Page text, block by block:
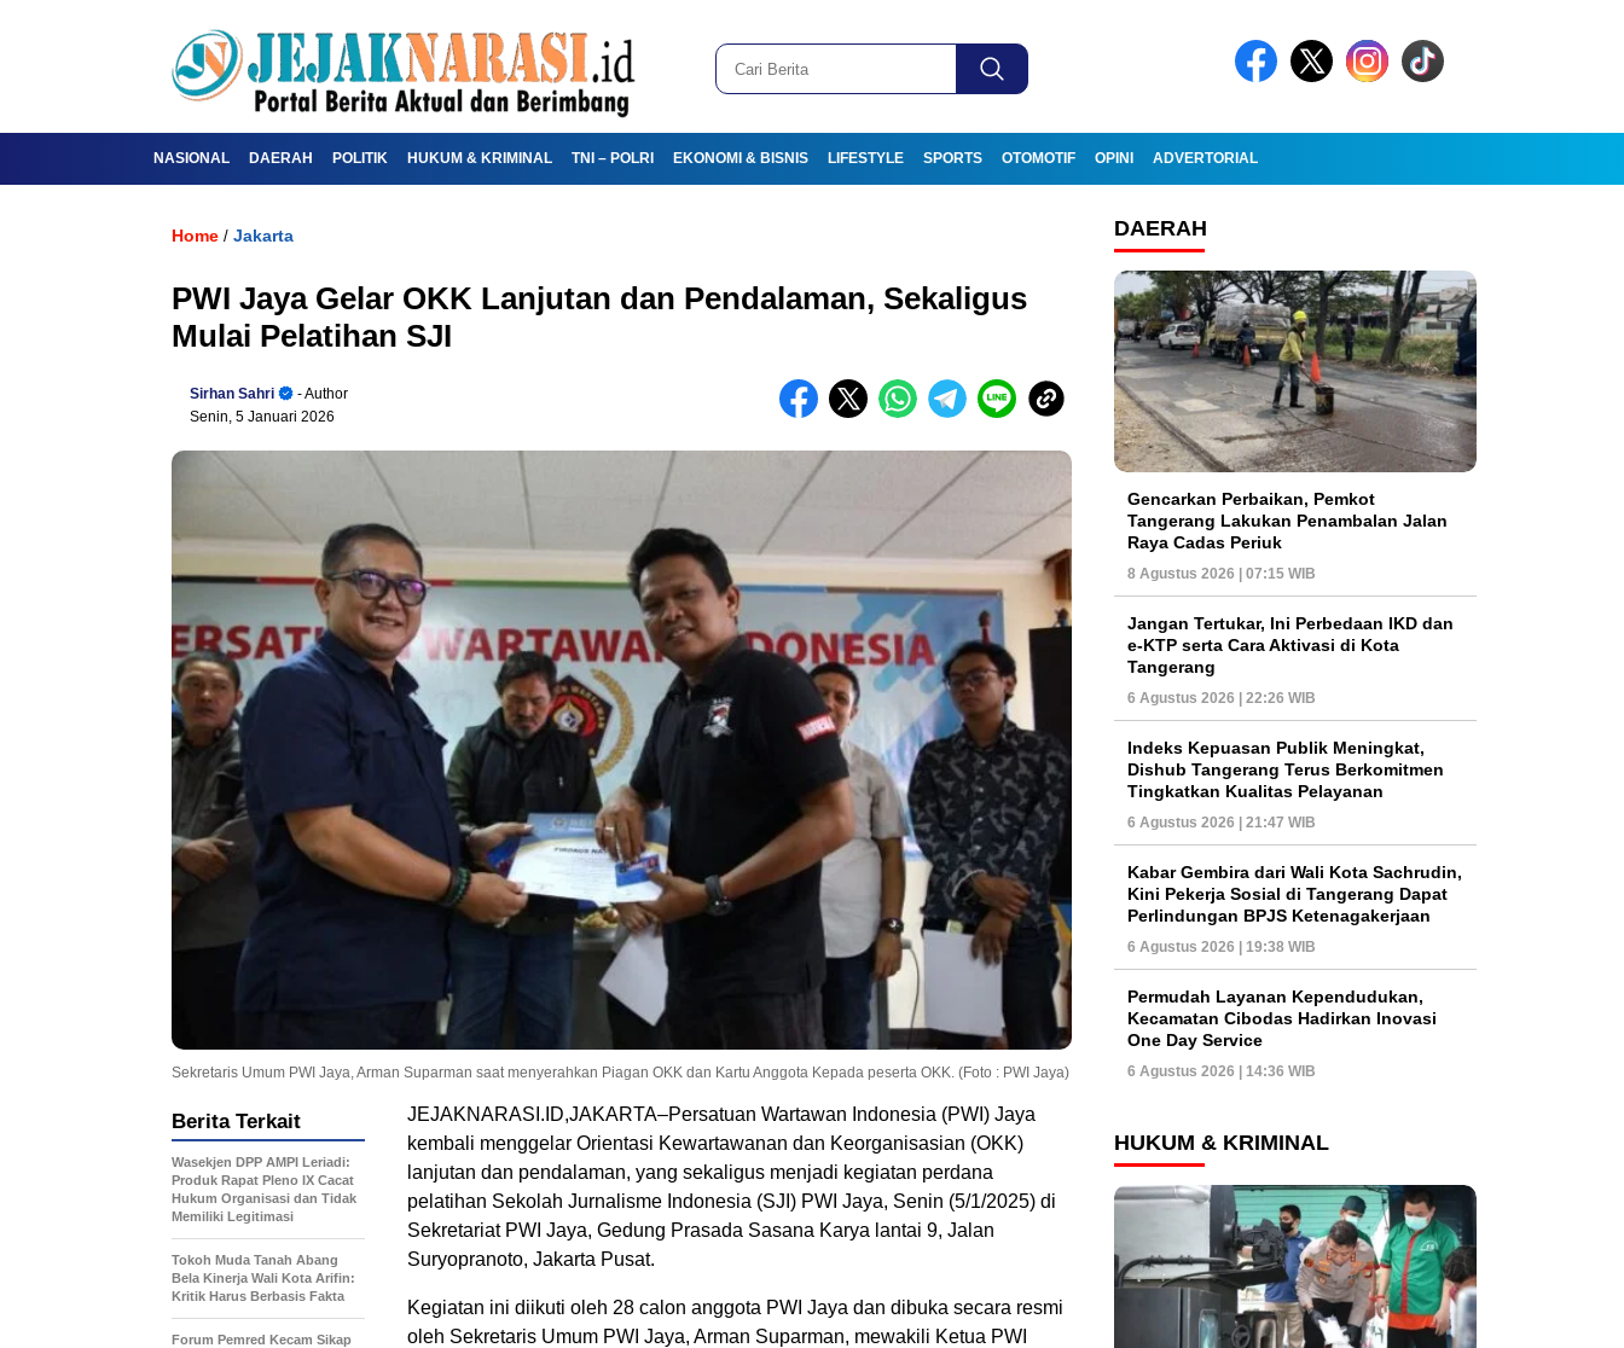
NASIONAL DAERAH POLITIK HUKUM & KRIMINAL TNI – POLRI EKONOMI & BISNIS LIFESTYLE SPORTS OTOMOTIF OPINI ADVERTORIAL
Home / Jakarta
PWI Jaya Gelar OKK Lanjutan dan Pendalaman, Sekaligus
Mulai Pelatihan SJI
Sirhan Sahri
- Author
Senin, 5 Januari 2026
Sekretaris Umum PWI Jaya, Arman Suparman saat menyerahkan Piagan OKK dan Kartu Anggota Kepada peserta OKK. (Foto : PWI Jaya)
JEJAKNARASI.ID,JAKARTA–Persatuan Wartawan Indonesia (PWI) Jaya
kembali menggelar Orientasi Kewartawanan dan Keorganisasian (OKK)
lanjutan dan pendalaman, yang sekaligus menjadi kegiatan perdana
pelatihan Sekolah Jurnalisme Indonesia (SJI) PWI Jaya, Senin (5/1/2025) di
Sekretariat PWI Jaya, Gedung Prasada Sasana Karya lantai 9, Jalan
Suryopranoto, Jakarta Pusat.
Kegiatan ini diikuti oleh 28 calon anggota PWI Jaya dan dibuka secara resmi
oleh Sekretaris Umum PWI Jaya, Arman Suparman, mewakili Ketua PWI
Berita Terkait
Wasekjen DPP AMPI Leriadi:
Produk Rapat Pleno IX Cacat
Hukum Organisasi dan Tidak
Memiliki Legitimasi
Tokoh Muda Tanah Abang
Bela Kinerja Wali Kota Arifin:
Kritik Harus Berbasis Fakta
Forum Pemred Kecam Sikap
DAERAH
Gencarkan Perbaikan, Pemkot
Tangerang Lakukan Penambalan Jalan
Raya Cadas Periuk
8 Agustus 2026 | 07:15 WIB
Jangan Tertukar, Ini Perbedaan IKD dan
e-KTP serta Cara Aktivasi di Kota
Tangerang
6 Agustus 2026 | 22:26 WIB
Indeks Kepuasan Publik Meningkat,
Dishub Tangerang Terus Berkomitmen
Tingkatkan Kualitas Pelayanan
6 Agustus 2026 | 21:47 WIB
Kabar Gembira dari Wali Kota Sachrudin,
Kini Pekerja Sosial di Tangerang Dapat
Perlindungan BPJS Ketenagakerjaan
6 Agustus 2026 | 19:38 WIB
Permudah Layanan Kependudukan,
Kecamatan Cibodas Hadirkan Inovasi
One Day Service
6 Agustus 2026 | 14:36 WIB
HUKUM & KRIMINAL